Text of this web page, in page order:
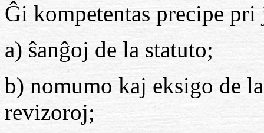
Ĝi kompetentas precipe
a) ŝanĝoj de la statuto;
b) nomumo kaj eksigo de
revizoroj;